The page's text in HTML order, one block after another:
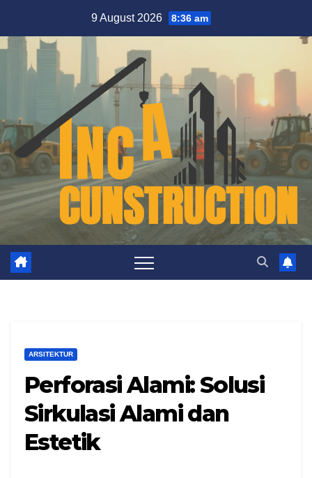
content
9 August 2026 8:36 am
ARSITEKTUR
Perforasi Alami: Solusi
Sirkulasi Alami dan
Estetik